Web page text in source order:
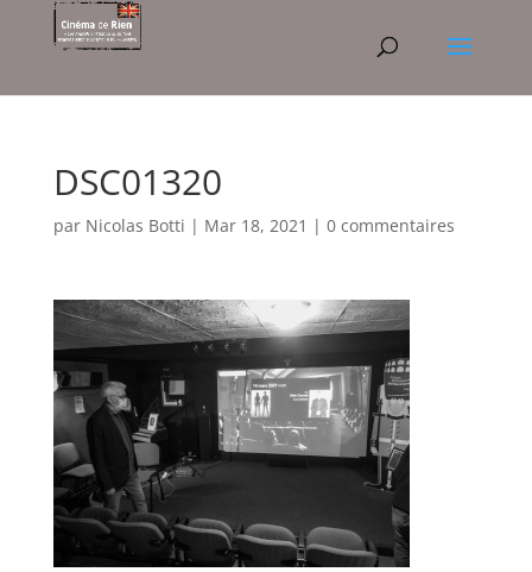
DSC01320
par Nicolas Botti | Mar 18, 2021 | 0 commentaires